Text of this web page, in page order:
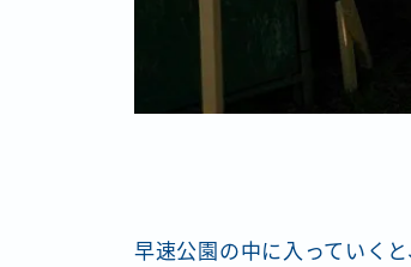
早速公園の中に入っていく